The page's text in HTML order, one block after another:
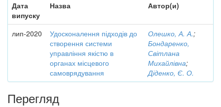
Дата
випуску
Назва Автор(и)
лип-2020
Удосконалення підходів до
створення системи
управління якістю в
органах місцевого
самоврядування
Олешко, А. А.;
Бондаренко,
Світлана
Михайлівна;
Діденко, Є. О.
Перегляд